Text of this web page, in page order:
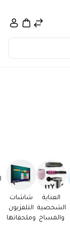
العناية
الشخصية
والمساج
شاشات
التلفزيون
وملحقاتها